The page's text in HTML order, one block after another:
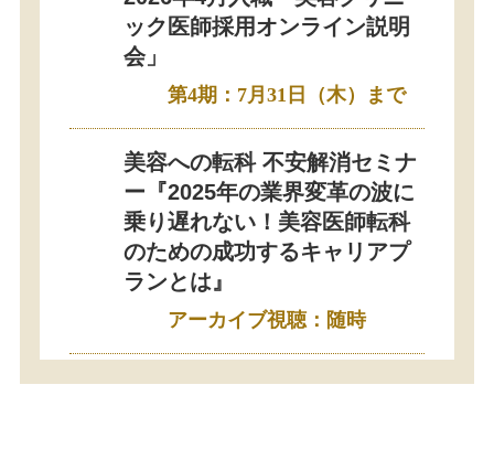
ック医師採用オンライン説明
会」
第4期：7月31日（木）まで
美容への転科 不安解消セミナ
ー『2025年の業界変革の波に
乗り遅れない！美容医師転科
のための成功するキャリアプ
ランとは』
アーカイブ視聴：随時